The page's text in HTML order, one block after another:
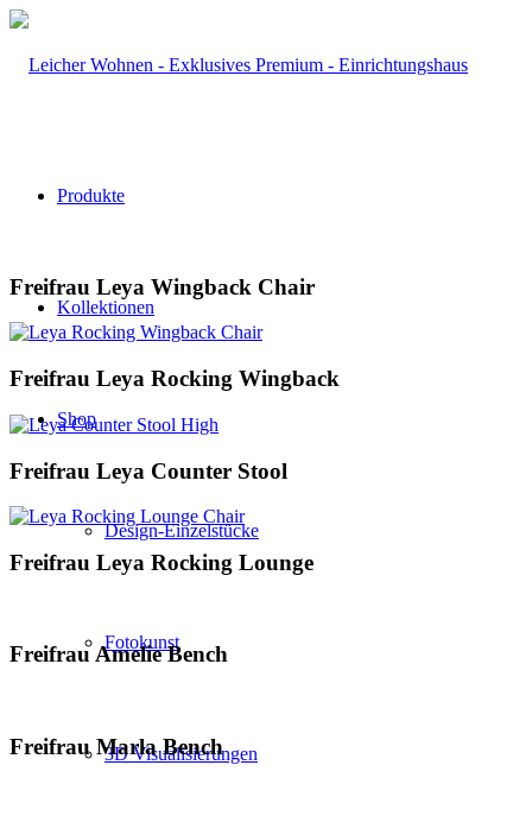
Produkte
Kollektionen
Shop
Design-Einzelstücke
Fotokunst
3D Visualisierungen
Freifrau Leya Wingback Chair
Freifrau Leya Rocking Wingback
Freifrau Leya Counter Stool
Freifrau Leya Rocking Lounge
Freifrau Amelie Bench
Freifrau Marla Bench